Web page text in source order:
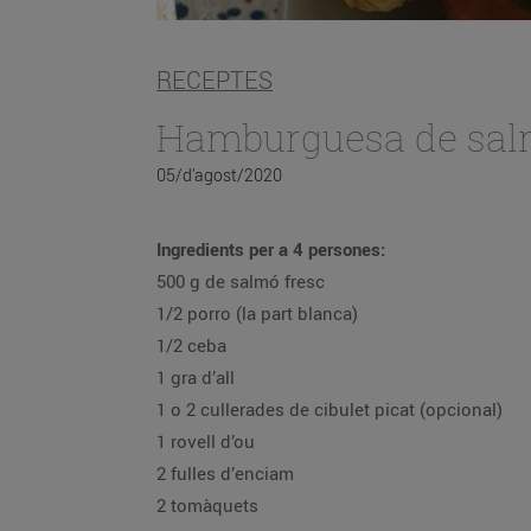
RECEPTES
Hamburguesa de
05/d’agost/2020
Ingredients per a 4 persones:
500 g de salmó fresc
1/2 porro (la part blanca)
1/2 ceba
1 gra d’all
1 o 2 cullerades de cibulet picat (opcional)
1 rovell d’ou
2 fulles d’enciam
2 tomàquets